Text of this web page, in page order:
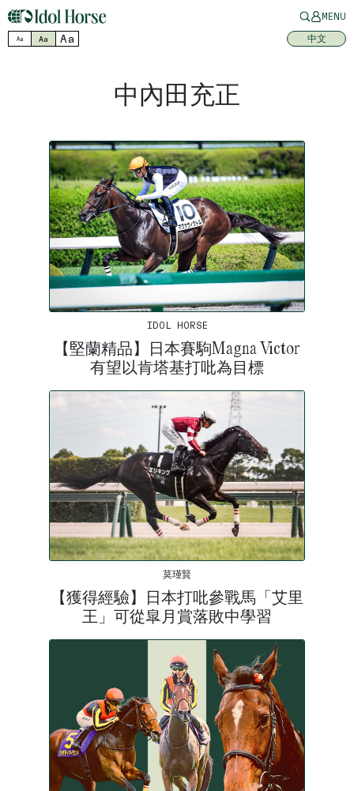
MENU
Aa Aa Aa 中文
中內田充正
IDOL HORSE
【堅蘭精品】日本賽駒Magna Victor
有望以肯塔基打吡為目標
莫瑾賢
【獲得經驗】日本打吡參戰馬「艾里
王」可從皐月賞落敗中學習